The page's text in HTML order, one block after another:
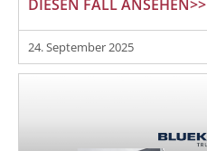
DIESEN FALL ANSEHEN>>
24. September 2025